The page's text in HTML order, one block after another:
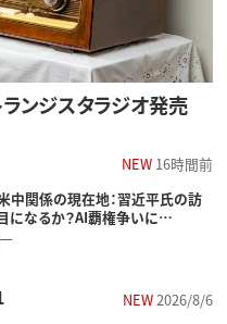
ランジスタラジオ発売
NEW16時間前
米中関係の現在地：習近平氏の訪
になるか？AI覇権争いに…
NEW2026/8/6